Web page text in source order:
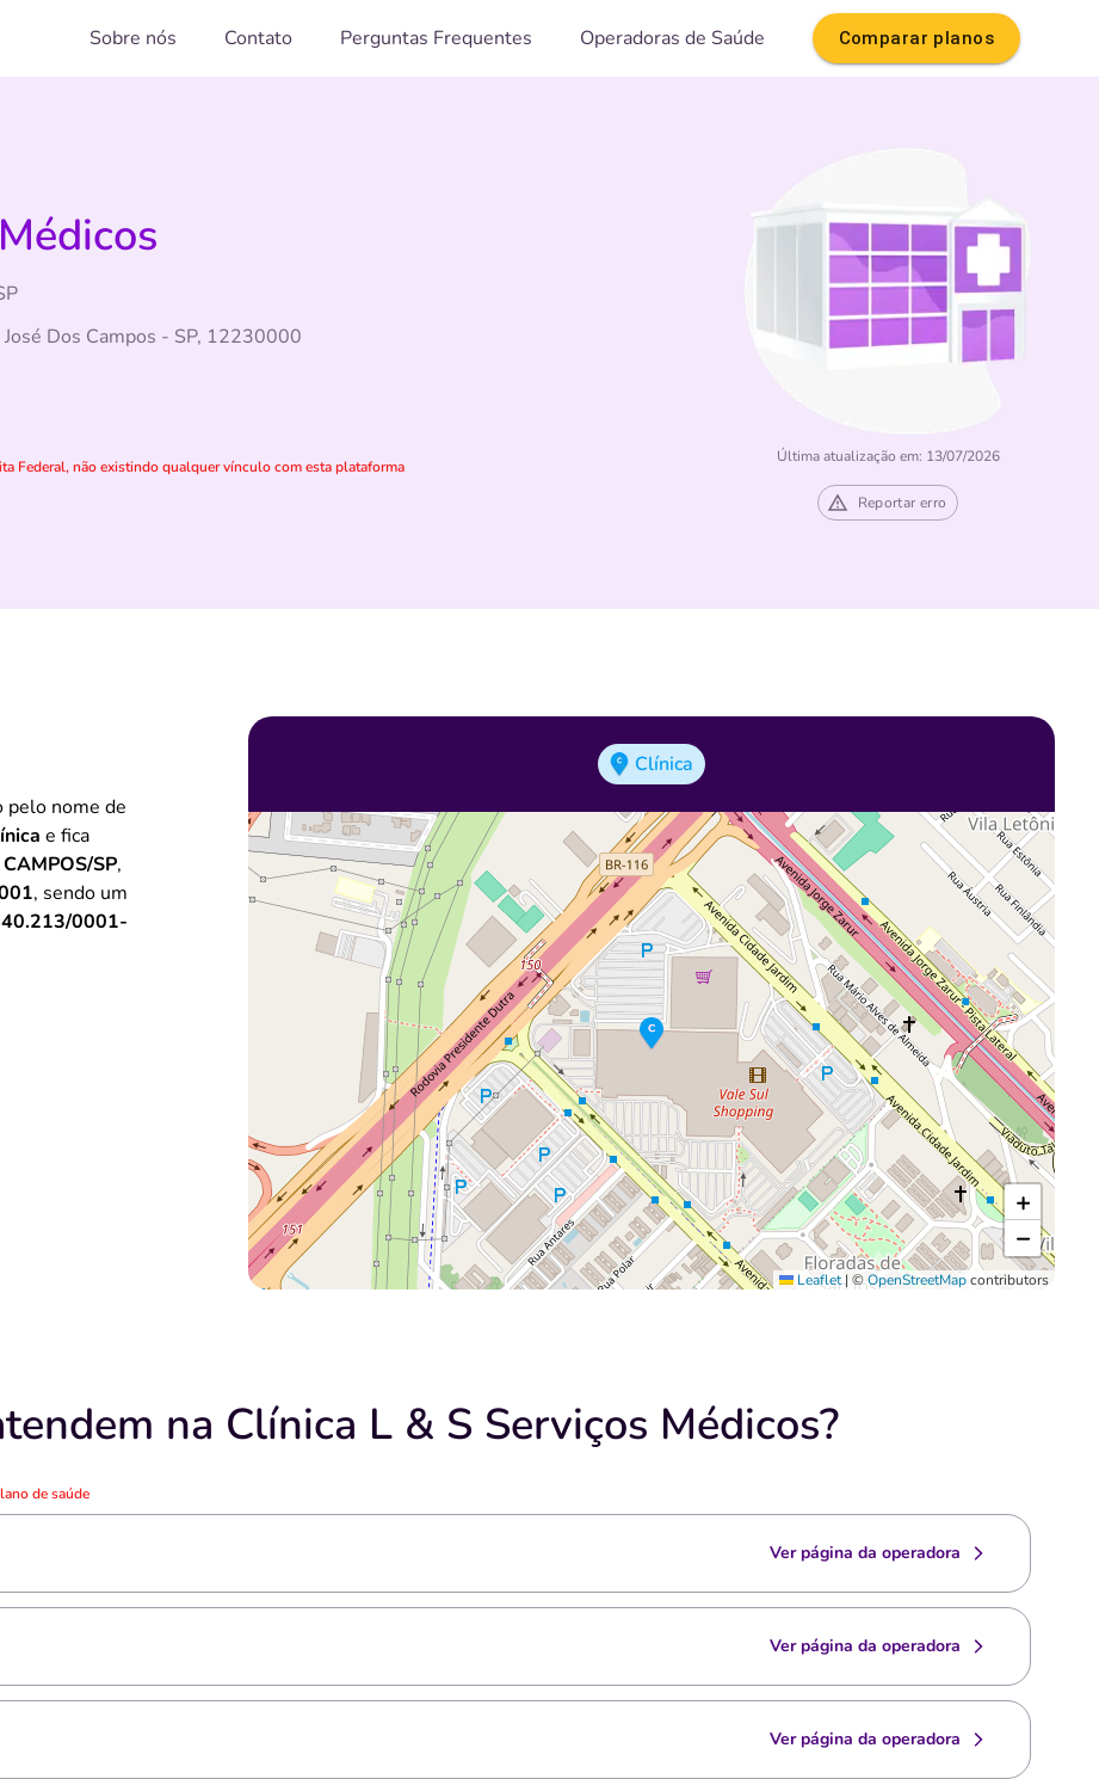
Sobre nós Contato Perguntas Frequentes Operadoras de Saúde Comparar planos
Última atualização em: 13/07/2026
Reportar erro
Dos Campos - SP, 12230000
Federal, não existindo qualquer vínculo com esta plataforma
pelo nome de
e fica
SP,
, sendo um
0001-
Clínica
+
−
Leaflet| ©OpenStreetMapcontributors
na Clínica L & S Serviços Médicos?
de saúde
Ver página da operadora
Ver página da operadora
Ver página da operadora